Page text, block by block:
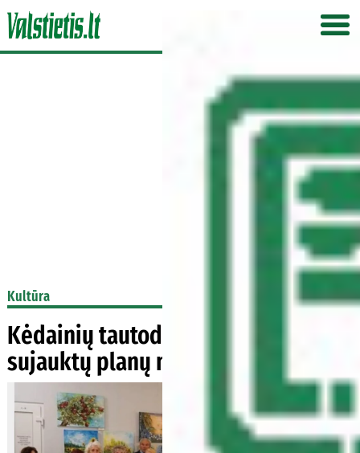
Kultūra
Kėdainių tautodailininkai karantino
sujauktų planų neatsisako